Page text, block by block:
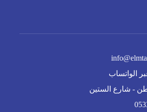
الواتساب
- شارع الستين